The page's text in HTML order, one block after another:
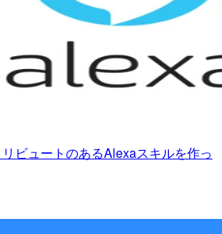
ビュートのあるAlexaスキルを作っ